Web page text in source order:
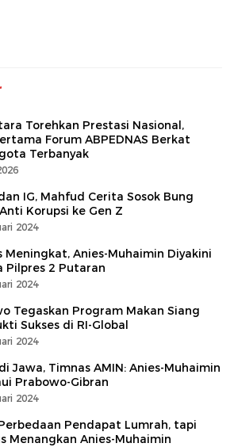
Torehkan Prestasi Nasional,
Forum ABPEDNAS Berkat
Terbanyak
IG, Mahfud Cerita Sosok Bung
Korupsi ke Gen Z
2024
Meningkat, Anies-Muhaimin Diyakini
Pilpres 2 Putaran
2024
Tegaskan Program Makan Siang
Sukses di RI-Global
2024
Jawa, Timnas AMIN: Anies-Muhaimin
Prabowo-Gibran
2024
Pendapat Lumrah, tapi
Menangkan Anies-Muhaimin